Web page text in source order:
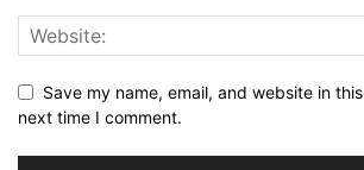
Save my name, email, and website in
next time I comment.